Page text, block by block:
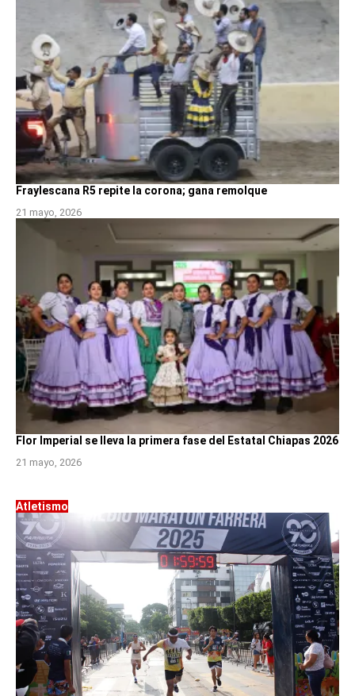
Fraylescana R5 repite la corona; gana remolque
21 mayo, 2026
Flor Imperial se lleva la primera fase del Estatal Chiapas 2026
21 mayo, 2026
Atletismo